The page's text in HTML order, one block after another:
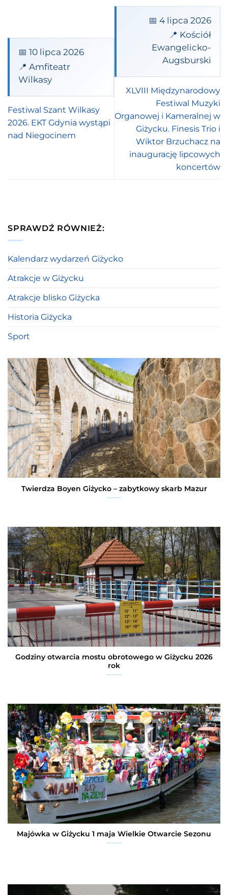
📅 10 lipca 2026
📍 Amfiteatr
Wilkasy
Festiwal Szant Wilkasy
2026. EKT Gdynia wystąpi
nad Niegocinem
📅 4 lipca 2026
📍 Kościół
Ewangelicko-
Augsburski
XLVIII Międzynarodowy
Festiwal Muzyki
Organowej i Kameralnej w
Giżycku. Finesis Trio i
Wiktor Brzuchacz na
inaugurację lipcowych
koncertów
SPRAWDŹ RÓWNIEŻ:
Kalendarz wydarzeń Giżycko
Atrakcje w Giżycku
Atrakcje blisko Giżycka
Historia Giżycka
Sport
Twierdza Boyen Giżycko – zabytkowy skarb Mazur
Godziny otwarcia mostu obrotowego w Giżycku 2026
rok
Majówka w Giżycku 1 maja Wielkie Otwarcie Sezonu